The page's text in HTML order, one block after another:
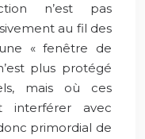
n’est pas
au fil des
« fenêtre de
plus protégé
mais où ces
interférer avec
primordial de